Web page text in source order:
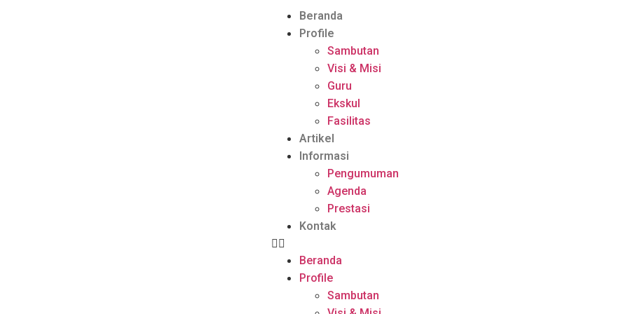
Beranda
Profile
Sambutan
Visi & Misi
Guru
Ekskul
Fasilitas
Artikel
Informasi
Pengumuman
Agenda
Prestasi
Kontak
Beranda
Profile
Sambutan